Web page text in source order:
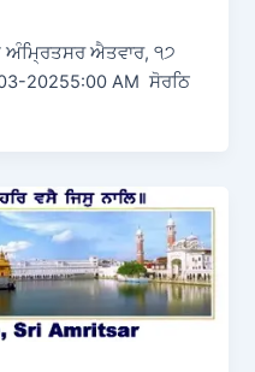
ਅੰਮ੍ਰਿਤਸਰ ਐਤਵਾਰ, ੧੭
20255:00 AM ਸੋਰਠਿ